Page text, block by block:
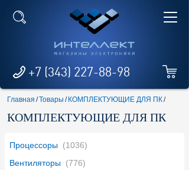
+7 (343) 227-88-98
Главная /Товары / КОМПЛЕКТУЮЩИЕ ДЛЯ ПК/
КОМПЛЕКТУЮЩИЕ ДЛЯ ПК
Процессоры (1036)
Вентиляторы (776)